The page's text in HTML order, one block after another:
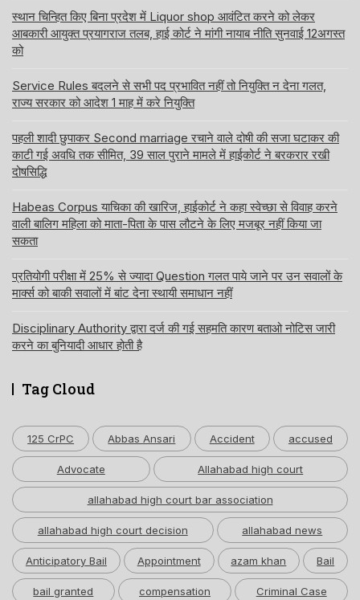
स्थान चिन्हित किए बिना प्रदेश में Liquor shop आवंटित करने को लेकर
आबकारी आयुक्त प्रयागराज तलब, हाई कोर्ट ने मांगी नायाब नीति सुनवाई 12अगस्त
को
Service Rules बदलने से सभी पद प्रभावित नहीं तो नियुक्ति न देना गलत,
राज्य सरकार को आदेश 1 माह में करे नियुक्ति
पहली शादी छुपाकर Second marriage रचाने वाले दोषी की सजा घटाकर की
काटी गई अवधि तक सीमित, 39 साल पुराने मामले में हाईकोर्ट ने बरकरार रखी
दोषसिद्धि
Habeas Corpus याचिका की खारिज, हाईकोर्ट ने कहा स्वेच्छा से विवाह करने
वाली बालिग महिला को माता-पिता के पास लौटने के लिए मजबूर नहीं किया जा
सकता
प्रतियोगी परीक्षा में 25% से ज्यादा Question गलत पाये जाने पर उन सवालों के
मार्क्स को बाकी सवालों में बांट देना स्थायी समाधान नहीं
Disciplinary Authority द्वारा दर्ज की गई सहमति कारण बताओ नोटिस जारी
करने का बुनियादी आधार होती है
Tag Cloud
125 CrPC Abbas Ansari Accident accused
Advocate Allahabad high court
allahabad high court bar association
allahabad high court decision allahabad news
Anticipatory Bail Appointment azam khan Bail
bail granted compensation Criminal Case